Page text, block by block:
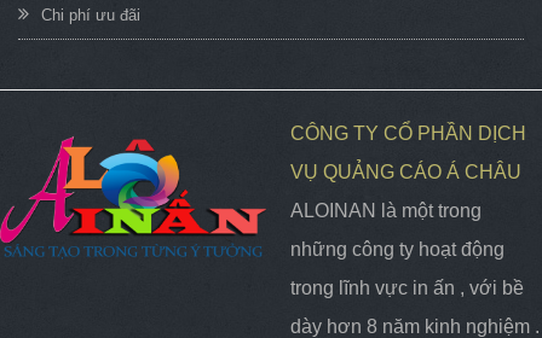
Chi phí ưu đãi
CÔNG TY CỔ PHẦN DỊCH
VỤ QUẢNG CÁO Á CHÂU
ALOINAN là một trong
những công ty hoạt động
trong lĩnh vực in ấn , với bề
dày hơn 8 năm kinh nghiệm .